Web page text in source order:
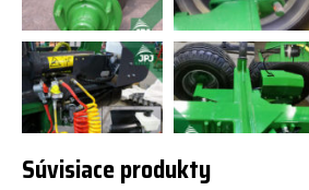
Súvisiace produkty